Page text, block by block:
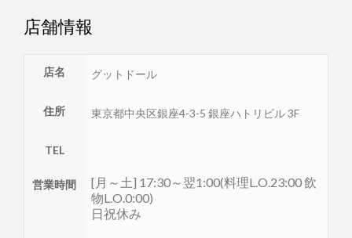
店舗情報
店名 グットドール
住所 東京都中央区銀座4-3-5 銀座ハトリビル 3F
TEL
営業時間
[月～土] 17:30～翌1:00(料理L.O.23:00 飲
物L.O.0:00)
日祝休み